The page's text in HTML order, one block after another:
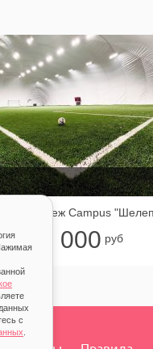
с
3 000 руб